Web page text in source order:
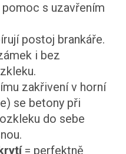
s uzavřením
postoj brankáře.
i bez
zakřivení v horní
se betony při
do sebe
= perfektně